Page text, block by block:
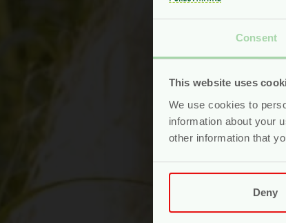
Consent
This website uses
We use cookies to
information about your
other information that
Deny